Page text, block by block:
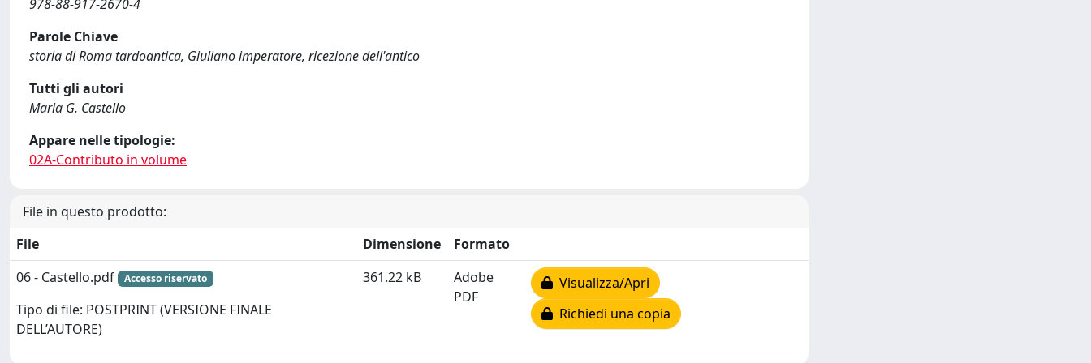
978-88-917-2670-4
Parole Chiave
storia di Roma tardoantica, Giuliano imperatore, ricezione dell'antico
Tutti gli autori
Maria G. Castello
Appare nelle tipologie:
02A-Contributo in volume
File in questo prodotto:
File
Dimensione
Formato
06 - Castello.pdf
Accesso riservato
Tipo di file: POSTPRINT (VERSIONE FINALE
DELL’AUTORE)
361.22 kB
Adobe
PDF
Visualizza/Apri
Richiedi una copia